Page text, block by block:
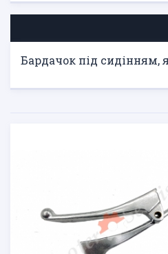
Бардачок під сидінням,